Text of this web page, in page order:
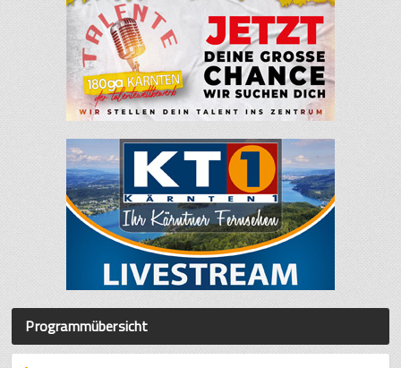
Programmübersicht